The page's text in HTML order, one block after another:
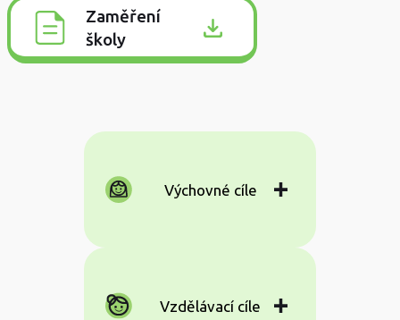
Zaměření
školy
Výchovné cíle
Vzdělávací cíle